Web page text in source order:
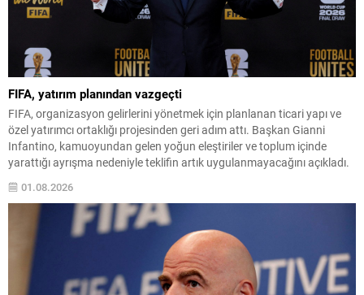
FIFA, yatırım planından vazgeçti
FIFA, organizasyon gelirlerini yönetmek için planlanan ticari yapı ve
özel yatırımcı ortaklığı projesinden geri adım attı. Başkan Gianni
Infantino, kamuoyundan gelen yoğun eleştiriler ve toplum içinde
yarattığı ayrışma nedeniyle teklifin artık uygulanmayacağını açıkladı.
başlangıçta hedeflenen yararı sağlamayacak şekilde bölücülüğe yol
açtığını belirtti. “Amacımız...
01.08.2026